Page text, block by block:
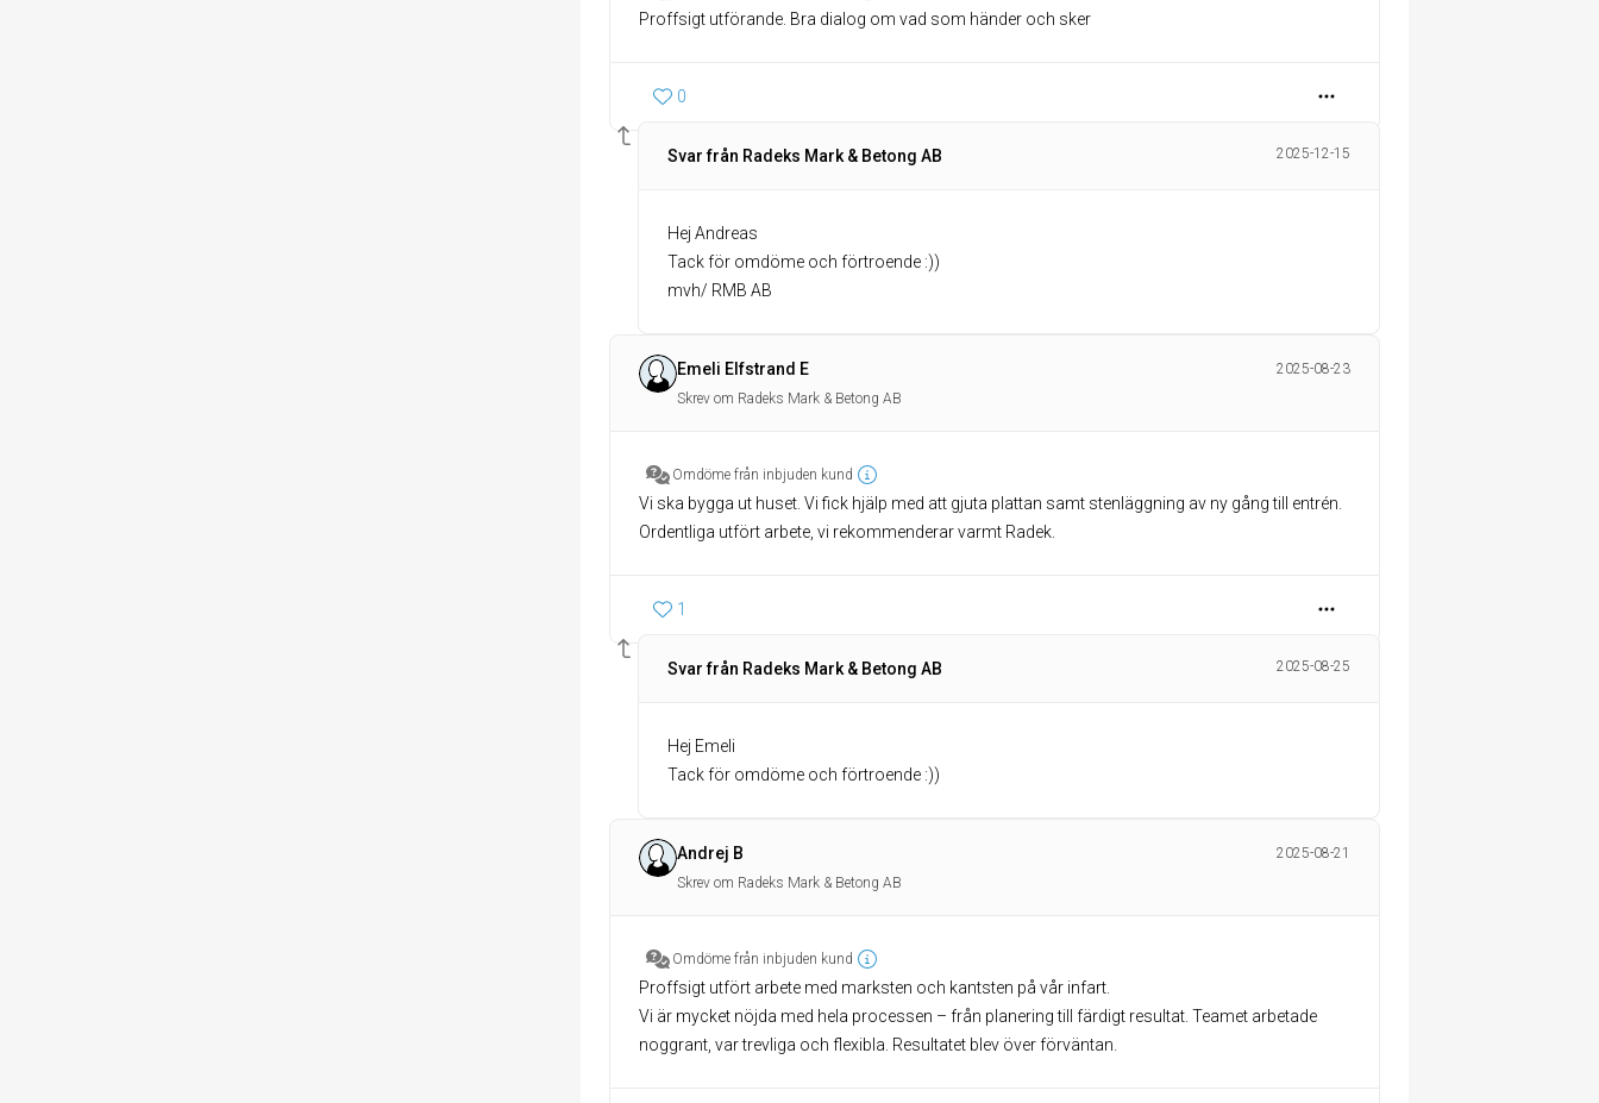
Proffsigt utförande. Bra dialog om vad som händer och sker
0
Svar från Radeks Mark & Betong AB 2025-12-15
Hej Andreas
Tack för omdöme och förtroende :))
mvh/ RMB AB
Emeli Elfstrand E
2025-08-23
Skrev om Radeks Mark & Betong AB
Omdöme från inbjuden kund
Vi ska bygga ut huset. Vi fick hjälp med att gjuta plattan samt stenläggning av ny gång till entrén.
Ordentliga utfört arbete, vi rekommenderar varmt Radek.
1
Svar från Radeks Mark & Betong AB 2025-08-25
Hej Emeli
Tack för omdöme och förtroende :))
Andrej B
2025-08-21
Skrev om Radeks Mark & Betong AB
Omdöme från inbjuden kund
Proffsigt utfört arbete med marksten och kantsten på vår infart.
Vi är mycket nöjda med hela processen – från planering till färdigt resultat. Teamet arbetade
noggrant, var trevliga och flexibla. Resultatet blev över förväntan.